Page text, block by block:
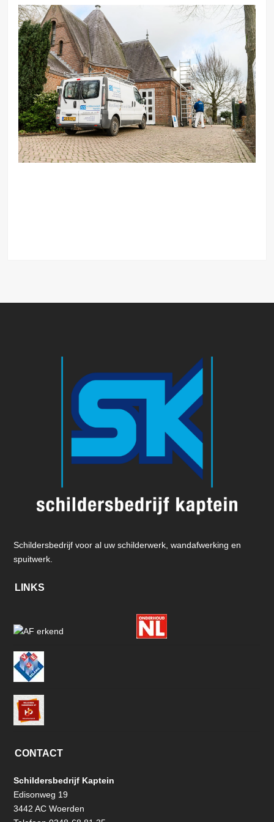
Schildersbedrijf voor al uw schilderwerk, wandafwerking en
spuitwerk.
LINKS
CONTACT
Schildersbedrijf Kaptein
Edisonweg 19
3442 AC Woerden